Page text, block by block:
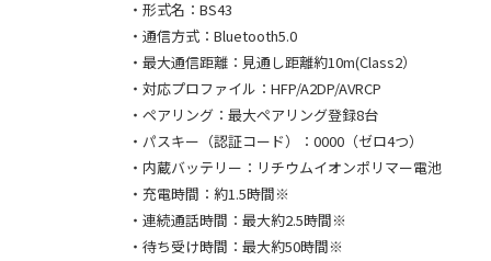
・形式名：BS43
・通信方式：Bluetooth5.0
・最大通信距離：見通し距離約10m(Class2）
・対応プロファイル：HFP/A2DP/AVRCP
・ペアリング：最大ペアリング登録8台
・パスキー（認証コード）：0000（ゼロ4つ）
・内蔵バッテリー：リチウムイオンポリマー電池
・充電時間：約1.5時間※
・連続通話時間：最大約2.5時間※
・待ち受け時間：最大約50時間※